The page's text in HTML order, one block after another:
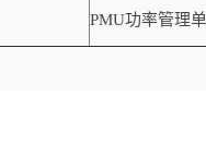
PMU功率管理